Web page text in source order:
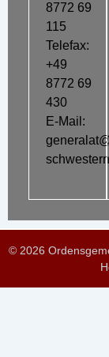
8772 69
115
Telefax:
+49
8772 69
430
E-Mail:
© 2026